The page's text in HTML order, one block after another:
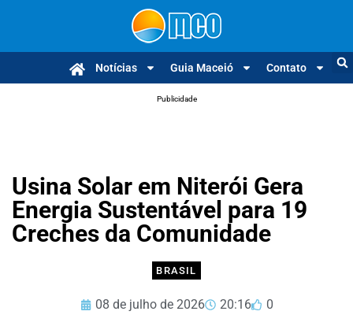
Notícias Guia Maceió Contato
Publicidade
Usina Solar em Niterói Gera
Energia Sustentável para 19
Creches da Comunidade
BRASIL
08 de julho de 2026 20:16 0